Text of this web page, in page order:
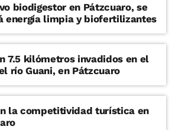
biodigestor en Pátzcuaro, se
energía limpia y biofertilizantes
7.5 kilómetros invadidos en el
río Guani, en Pátzcuaro
la competitividad turística en